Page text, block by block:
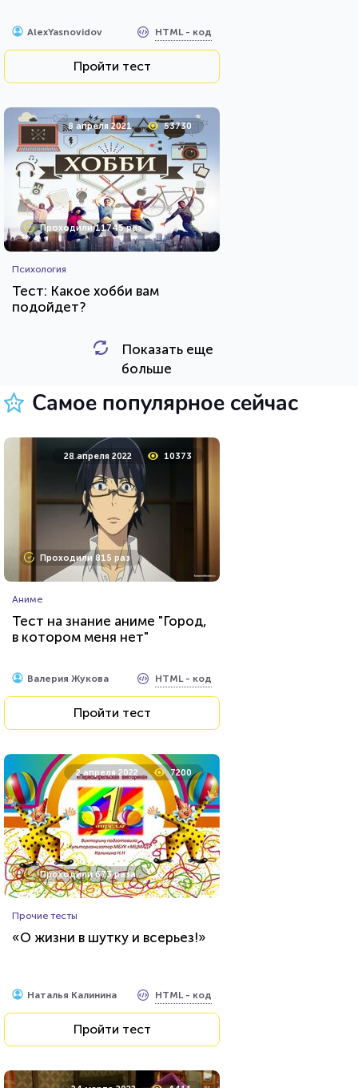
AlexYasnovidov HTML - код
Пройти тест
8 апреля 2021 53730
Проходили 11745 раз
Психология
Тест: Какое хобби вам
подойдет?
HTML - код
24 марта 2022
Проходили 146 раз
Ребусы №4
Пройти тест
29 декабря 2021 12317
Проходили 524 раза
Тест: Муниципальное право
Пройти тест
6 мая 2021 10357
Показать еще
больше
Самое популярное сейчас
28 апреля 2022 10373
Проходили 815 раз
Аниме
Тест на знание аниме "Город,
в котором меня нет"
Валерия Жукова HTML - код
Пройти тест
2 апреля 2022 7200
Проходили 673 раза
Прочие тесты
«О жизни в шутку и всерьез!»
Наталья Калинина HTML - код
Пройти тест